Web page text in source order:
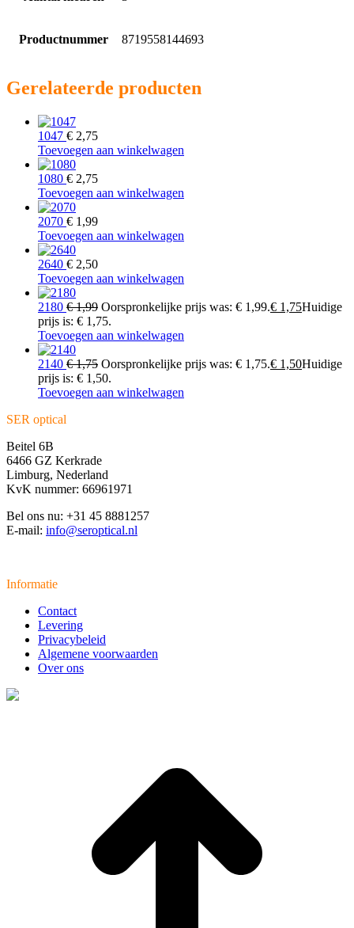
Productnummer 8719558144693
Gerelateerde producten
1047 € 2,75
Toevoegen aan winkelwagen
1080 € 2,75
Toevoegen aan winkelwagen
2070 € 1,99
Toevoegen aan winkelwagen
2640 € 2,50
Toevoegen aan winkelwagen
2180 €1,99 Oorspronkelijke prijs was: € 1,99.€ 1,75Huidige
prijs is: € 1,75.
Toevoegen aan winkelwagen
2140 €1,75 Oorspronkelijke prijs was: € 1,75.€ 1,50Huidige
prijs is: € 1,50.
Toevoegen aan winkelwagen
SER optical
Beitel 6B
6466 GZ Kerkrade
Limburg, Nederland
KvK nummer: 66961971
Bel ons nu: +31 45 8881257
E-mail: info@seroptical.nl
Informatie
Contact
Levering
Privacybeleid
Algemene voorwaarden
Over ons